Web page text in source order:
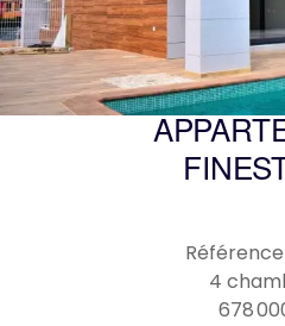
Référence
4
678